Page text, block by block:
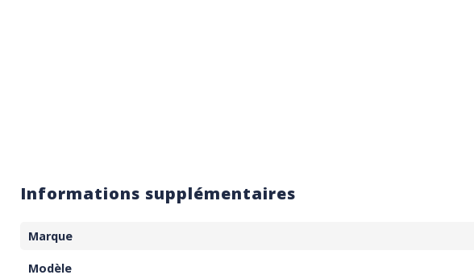
Informations supplémentaires
Marque
Modèle